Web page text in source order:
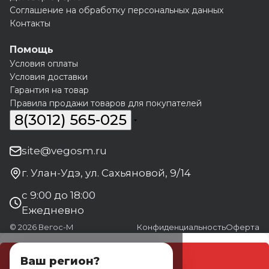
Соглашение на обработку персональных данных
Контакты
Помощь
Условия оплаты
Условия доставки
Гарантия на товар
Правила продажи товаров для покупателей
8(3012) 565-025
site@vegosm.ru
г. Улан-Удэ, ул. Сахьяновой, 9/14
с 9:00 до 18:00
Ежедневно
© 2026 Вегос-М КонфиденциальностьОферта
Ваш регион?